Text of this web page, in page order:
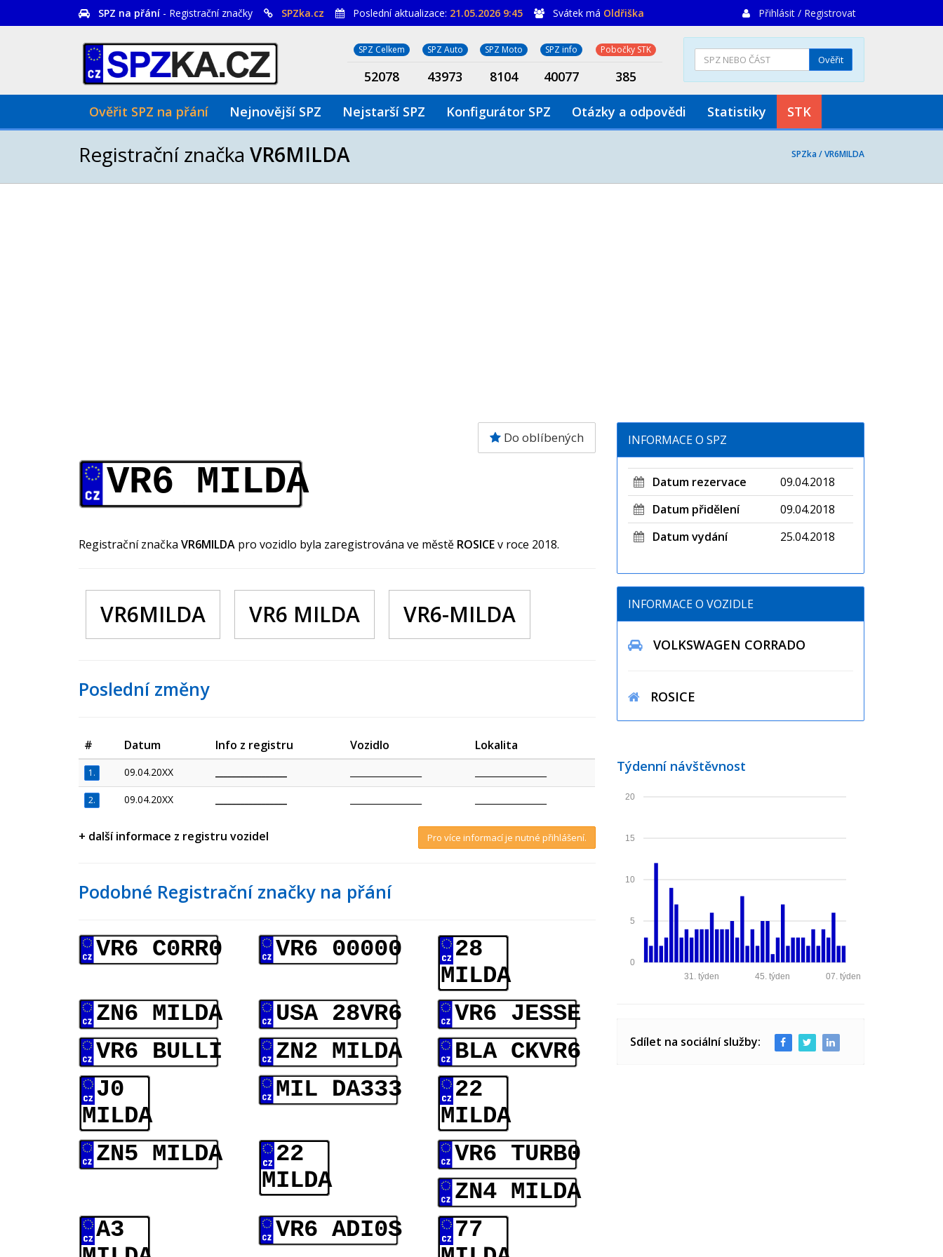
SPZ na přání - Registrační značky SPZka.cz Poslední aktualizace: 21.05.2026 9:45 Svátek má Oldřiška Přihlásit / Registrovat
SPZ Celkem SPZ Auto SPZ Moto SPZ info Pobočky STK
52078 43973 8104 40077 385
Ověřit
Ověřit SPZ na přání Nejnovější SPZ Nejstarší SPZ Konfigurátor SPZ Otázky a odpovědi Statistiky STK
Registrační značka VR6MILDA SPZka /VR6MILDA
Do oblíbených
VR6 MILDA
Registrační značka VR6MILDA pro vozidlo byla zaregistrována ve městě ROSICEv roce 2018.
VR6MILDA VR6 MILDA VR6-MILDA
Poslední změny
# Datum Info z registru Vozidlo Lokalita
1. 09.04.20XX
2. 09.04.20XX
+ další informace z registru vozidel Pro více informací je nutné přihlášení.
Podobné Registrační značky na přání
VR6 C0RR0 VR6 00000
28
MILDA
ZN6 MILDA
USA 28VR6
VR6 JESSE
VR6 BULLI
ZN2 MILDA
BLA CKVR6
J0
MILDA
MIL DA333
22
MILDA
ZN5 MILDA
22
MILDA
VR6 TURB0
ZN4 MILDA
A3
VR6 ADI0S
77
INFORMACE O SPZ
Datum rezervace
09.04.2018
Datum přidělení
09.04.2018
Datum vydání
25.04.2018
INFORMACE O VOZIDLE
VOLKSWAGEN CORRADO
ROSICE
Týdenní návštěvnost
0
5
10
15
20
07. týden
45. týden
31. týden
Sdílet na sociální služby: